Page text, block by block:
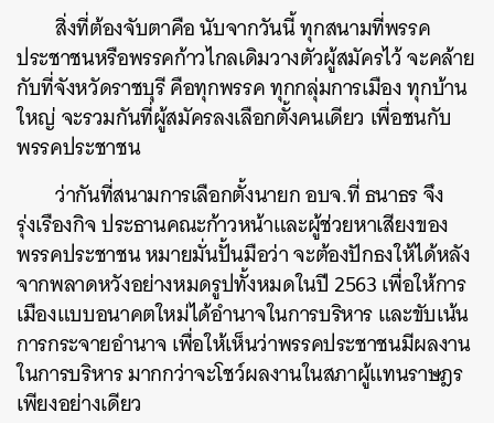
สิ่งที่ต้องจับตาคือ นับจากวันนี้ ทุกสนามที่พรรค
ประชาชนหรือพรรคก้าวไกลเดิมวางตัวผู้สมัครไว้ จะคล้าย
กับที่จังหวัดราชบุรี คือทุกพรรค ทุกกลุ่มการเมือง ทุกบ้าน
ใหญ่ จะรวมกันที่ผู้สมัครลงเลือกตั้งคนเดียว เพื่อชนกับ
พรรคประชาชน
ว่ากันที่สนามการเลือกตั้งนายก อบจ.ที่ ธนาธร จึง
รุ่งเรืองกิจ ประธานคณะก้าวหน้าและผู้ช่วยหาเสียงของ
พรรคประชาชน หมายมั่นปั้นมือว่า จะต้องปักธงให้ได้หลัง
จากพลาดหวังอย่างหมดรูปทั้งหมดในปี 2563 เพื่อให้การ
เมืองแบบอนาคตใหม่ได้อำนาจในการบริหาร และขับเน้น
การกระจายอำนาจ เพื่อให้เห็นว่าพรรคประชาชนมีผลงาน
ในการบริหาร มากกว่าจะโชว์ผลงานในสภาผู้แทนราษฎร
เพียงอย่างเดียว